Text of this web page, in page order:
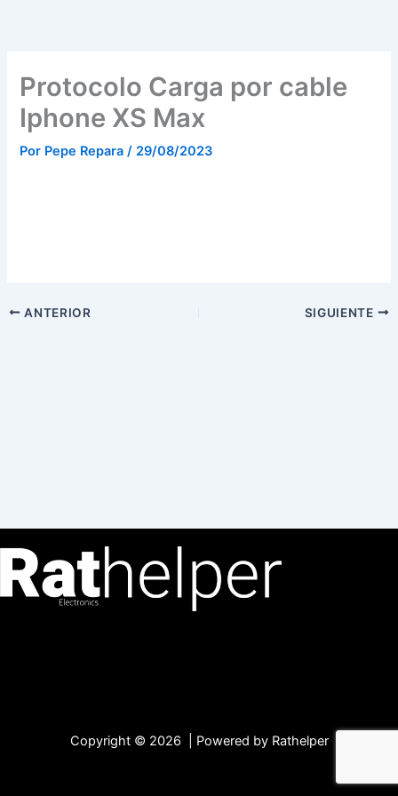
Protocolo Carga por cable
Iphone XS Max
Por Pepe Repara/ 29/08/2023
ANTERIOR SIGUIENTE
Copyright © 2026 | Powered by Rathelper